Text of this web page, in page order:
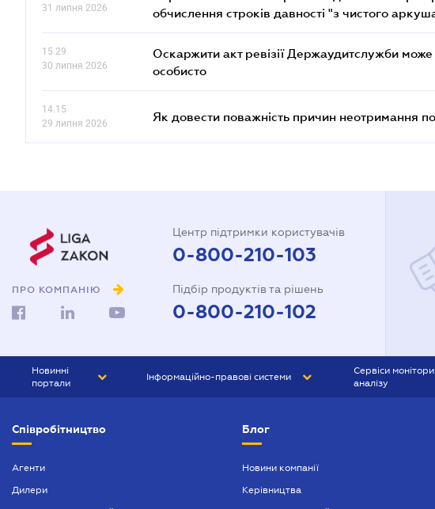
31 липня 2026
обчислення строків давності "з чистого
15.29
30 липня 2026
Оскаржити акт ревізії Держаудитслужби
особисто
14.15
29 липня 2026
Як довести поважність причин неотримання
ПРО КОМПАНІЮ
Центр підтримки користувачів
0-800-210-103
Підбір продуктів та рішень
0-800-210-102
Новинні
портали
БІЗНЕС
Інформаційно-правові системи
БУХГАЛТЕР ПРОФ
Сервіси
аналізу
Співробітництво
Агенти
Дилери
Блог
Новини компанії
Керівництва